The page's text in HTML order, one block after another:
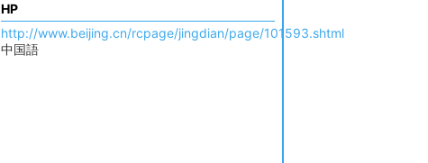
HP
http://www.beijing.cn/rcpage/jingdian/page/101593.shtml
中国語